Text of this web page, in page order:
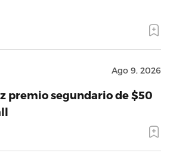
Ago 9, 2026
premio segundario de $50